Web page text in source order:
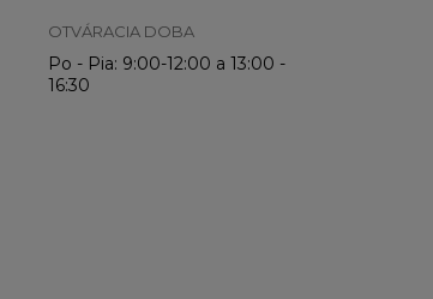
OTVÁRACIA DOBA
Po - Pia: 9:00-12:00 a 13:00 -
16:30